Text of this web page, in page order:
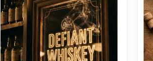
en la superficie del póster, reflejos y
sombras realistas --ar 4:5